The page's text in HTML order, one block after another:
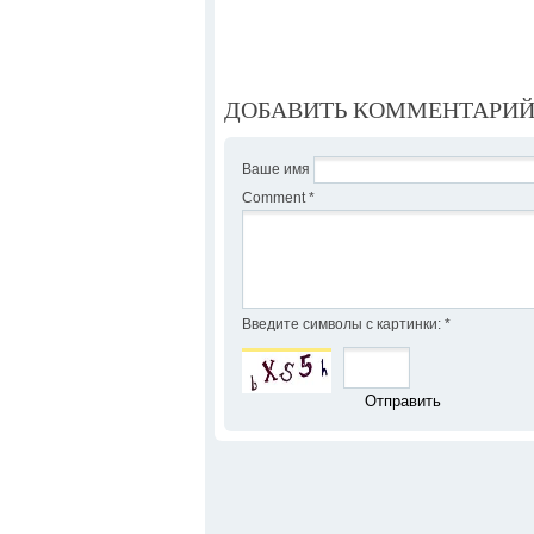
ДОБАВИТЬ КОММЕНТАРИЙ
Ваше имя
Comment *
Введите символы с картинки: *